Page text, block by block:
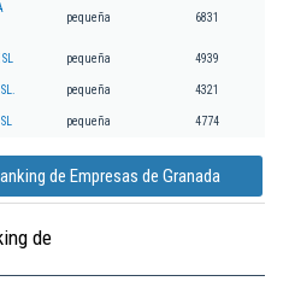
pequeña 6831
pequeña 4939
pequeña 4321
pequeña 4774
de Empresas de Granada
de